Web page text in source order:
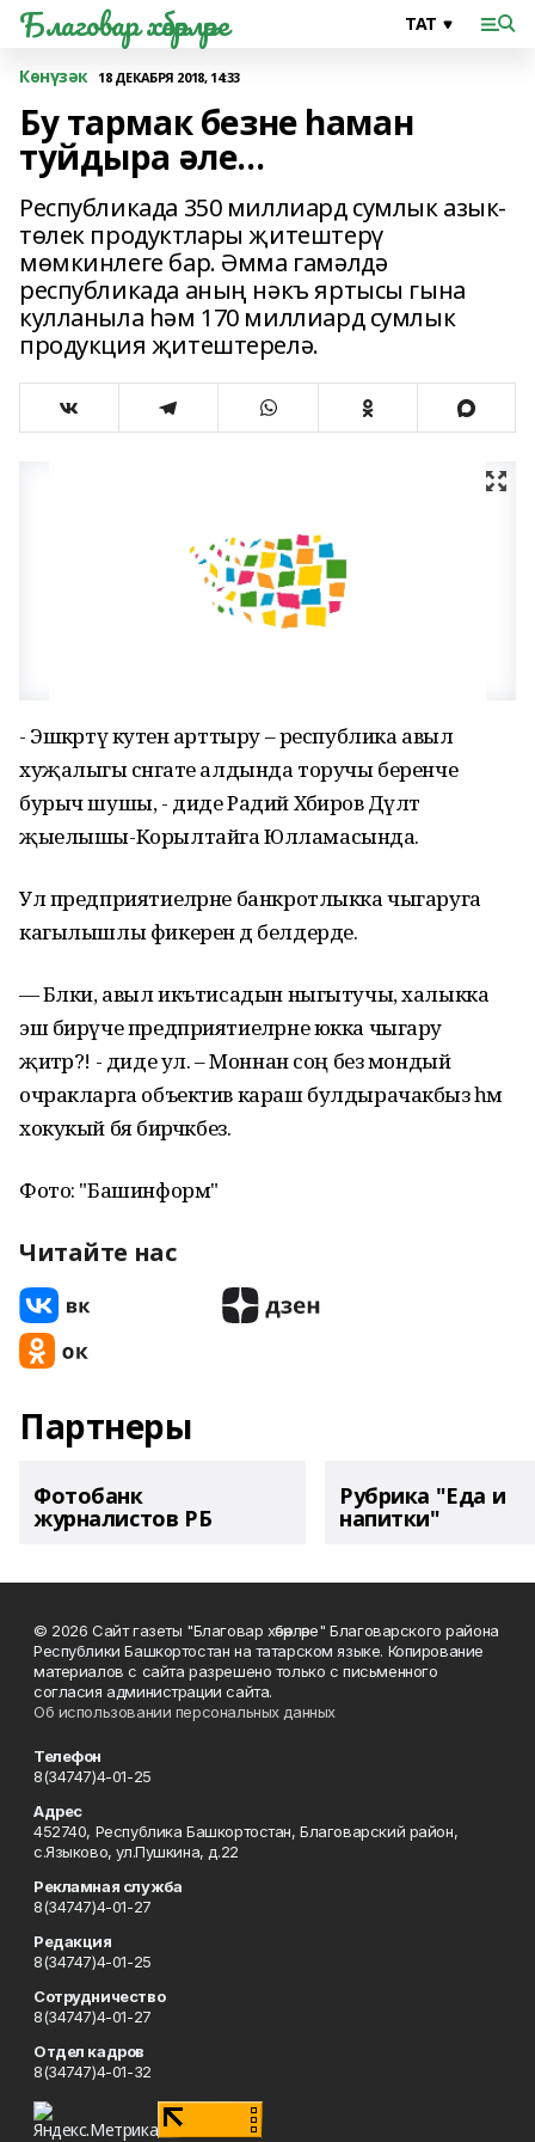
Благовар хәбәрләре
Көнүзәк 18 ДЕКАБРЯ 2018, 14:33
Бу тармак безне һаман
туйдыра әле...
Республикада 350 миллиард сумлык азык-
төлек продуктлары җитештерү
мөмкинлеге бар. Әмма гамәлдә
республикада аның нәкъ яртысы гына
кулланыла һәм 170 миллиард сумлык
продукция җитештерелә.
- Эшкәртү куәтен арттыру – республика авыл
хуҗалыгы сәнәгате алдында торучы беренче
бурыч шушы, - диде Радий Хәбиров Дәүләт
җыелышы-Корылтайга Юлламасында.
Ул предприятиеләрне банкротлыкка чыгаруга
кагылышлы фикерен дә белдерде.
— Бәлки, авыл икътисадын ныгытучы, халыкка
эш бирүче предприятиеләрне юкка чыгару
җитәр?! - диде ул. – Моннан соң без мондый
очракларга объектив караш булдырачакбыз һәм
хокукый бәя бирәчәкбез.
Фото: "Башинформ"
Читайте нас
Партнеры
Фотобанк
журналистов РБ
Рубрика "Еда и
напитки"
© 2026 Сайт газеты "Благовар хәбәрләре" Благоварского района
Республики Башкортостан на татарском языке. Копирование
материалов с сайта разрешено только с письменного
согласия администрации сайта.
Об использовании персональных данных
Телефон
8(34747)4-01-25
Адрес
452740, Республика Башкортостан, Благоварский район,
с.Языково, ул.Пушкина, д.22
Рекламная служба
8(34747)4-01-27
Редакция
8(34747)4-01-25
Сотрудничество
8(34747)4-01-27
Отдел кадров
8(34747)4-01-32